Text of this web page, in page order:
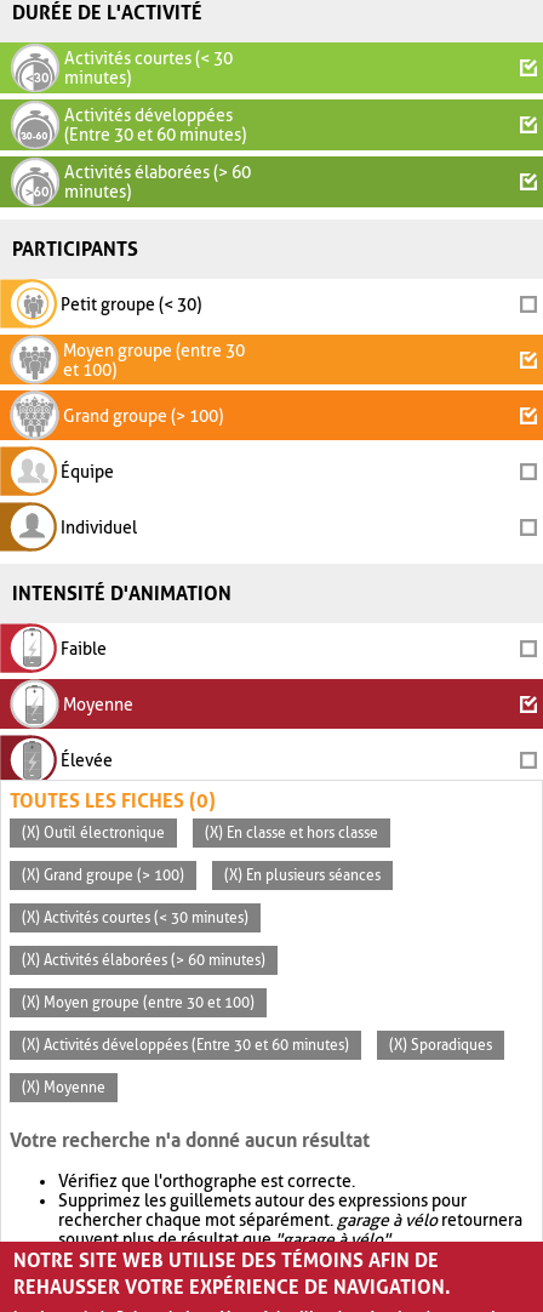
DURÉE DE L'ACTIVITÉ
Activités courtes (< 30
minutes)
Activités développées
(Entre 30 et 60 minutes)
Activités élaborées (> 60
minutes)
PARTICIPANTS
Petit groupe (< 30)
Moyen groupe (entre 30
et 100)
Grand groupe (> 100)
Équipe
Individuel
INTENSITÉ D'ANIMATION
Faible
Moyenne
Élevée
TOUTES LES FICHES (0)
(X) Outil électronique (X) En classe et hors classe
(X) Grand groupe (> 100) (X) En plusieurs séances
(X) Activités courtes (< 30 minutes)
(X) Activités élaborées (> 60 minutes)
(X) Moyen groupe (entre 30 et 100)
(X) Activités développées (Entre 30 et 60 minutes) (X) Sporadiques
(X) Moyenne
Votre recherche n'a donné aucun résultat
Vérifiez que l'orthographe est correcte.
Supprimez les guillemets autour des expressions pour
rechercher chaque mot séparément. garage à véloretournera
souvent plus de résultat que"garage à vélo".
Envisagez d'élargir votre recherche avec OR.garage OR vélo
retournera souvent plus de résultat quegarage à vélo
NOTRE SITE WEB UTILISE DES TÉMOINS AFIN DE
REHAUSSER VOTRE EXPÉRIENCE DE NAVIGATION.